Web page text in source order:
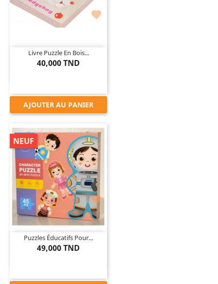

Livre Puzzle En Bois...
40,000 TND
AJOUTER AU PANIER

Puzzles Éducatifs Pour...
49,000 TND
NEUF